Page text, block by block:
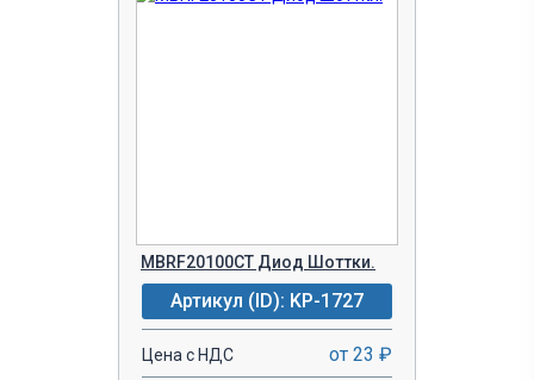
MBRF20100CT Диод Шоттки.
Артикул (ID): KP-1727
Цена с НДС от 23 ₽